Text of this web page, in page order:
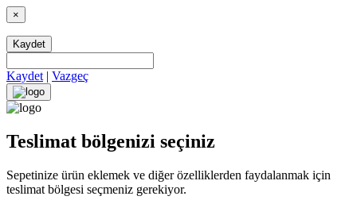
×
Kaydet
Kaydet | Vazgeç
Teslimat bölgenizi seçiniz
Sepetinize ürün eklemek ve diğer özelliklerden faydalanmak için
teslimat bölgesi seçmeniz gerekiyor.